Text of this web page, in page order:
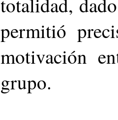
totalidad,
permitió
motivación
grupo.